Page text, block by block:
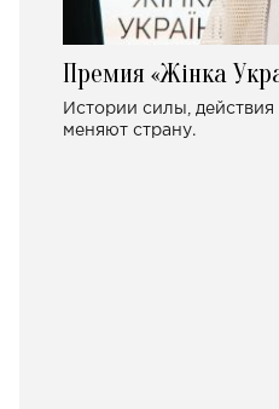
Премия «Жінка
Истории силы,
меняют страну.